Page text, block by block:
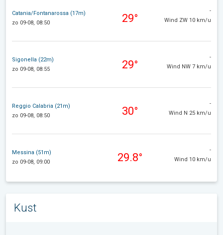
Catania/Fontanarossa (17m)
zo 09-08, 08:50
29°
-
Wind ZW 10 km/u
Sigonella (22m)
zo 09-08, 08:55
29°
-
Wind NW 7 km/u
Reggio Calabria (21m)
zo 09-08, 08:50
30°
-
Wind N 25 km/u
Messina (51m)
zo 09-08, 09:00
29.8°
-
Wind 10 km/u
Kust